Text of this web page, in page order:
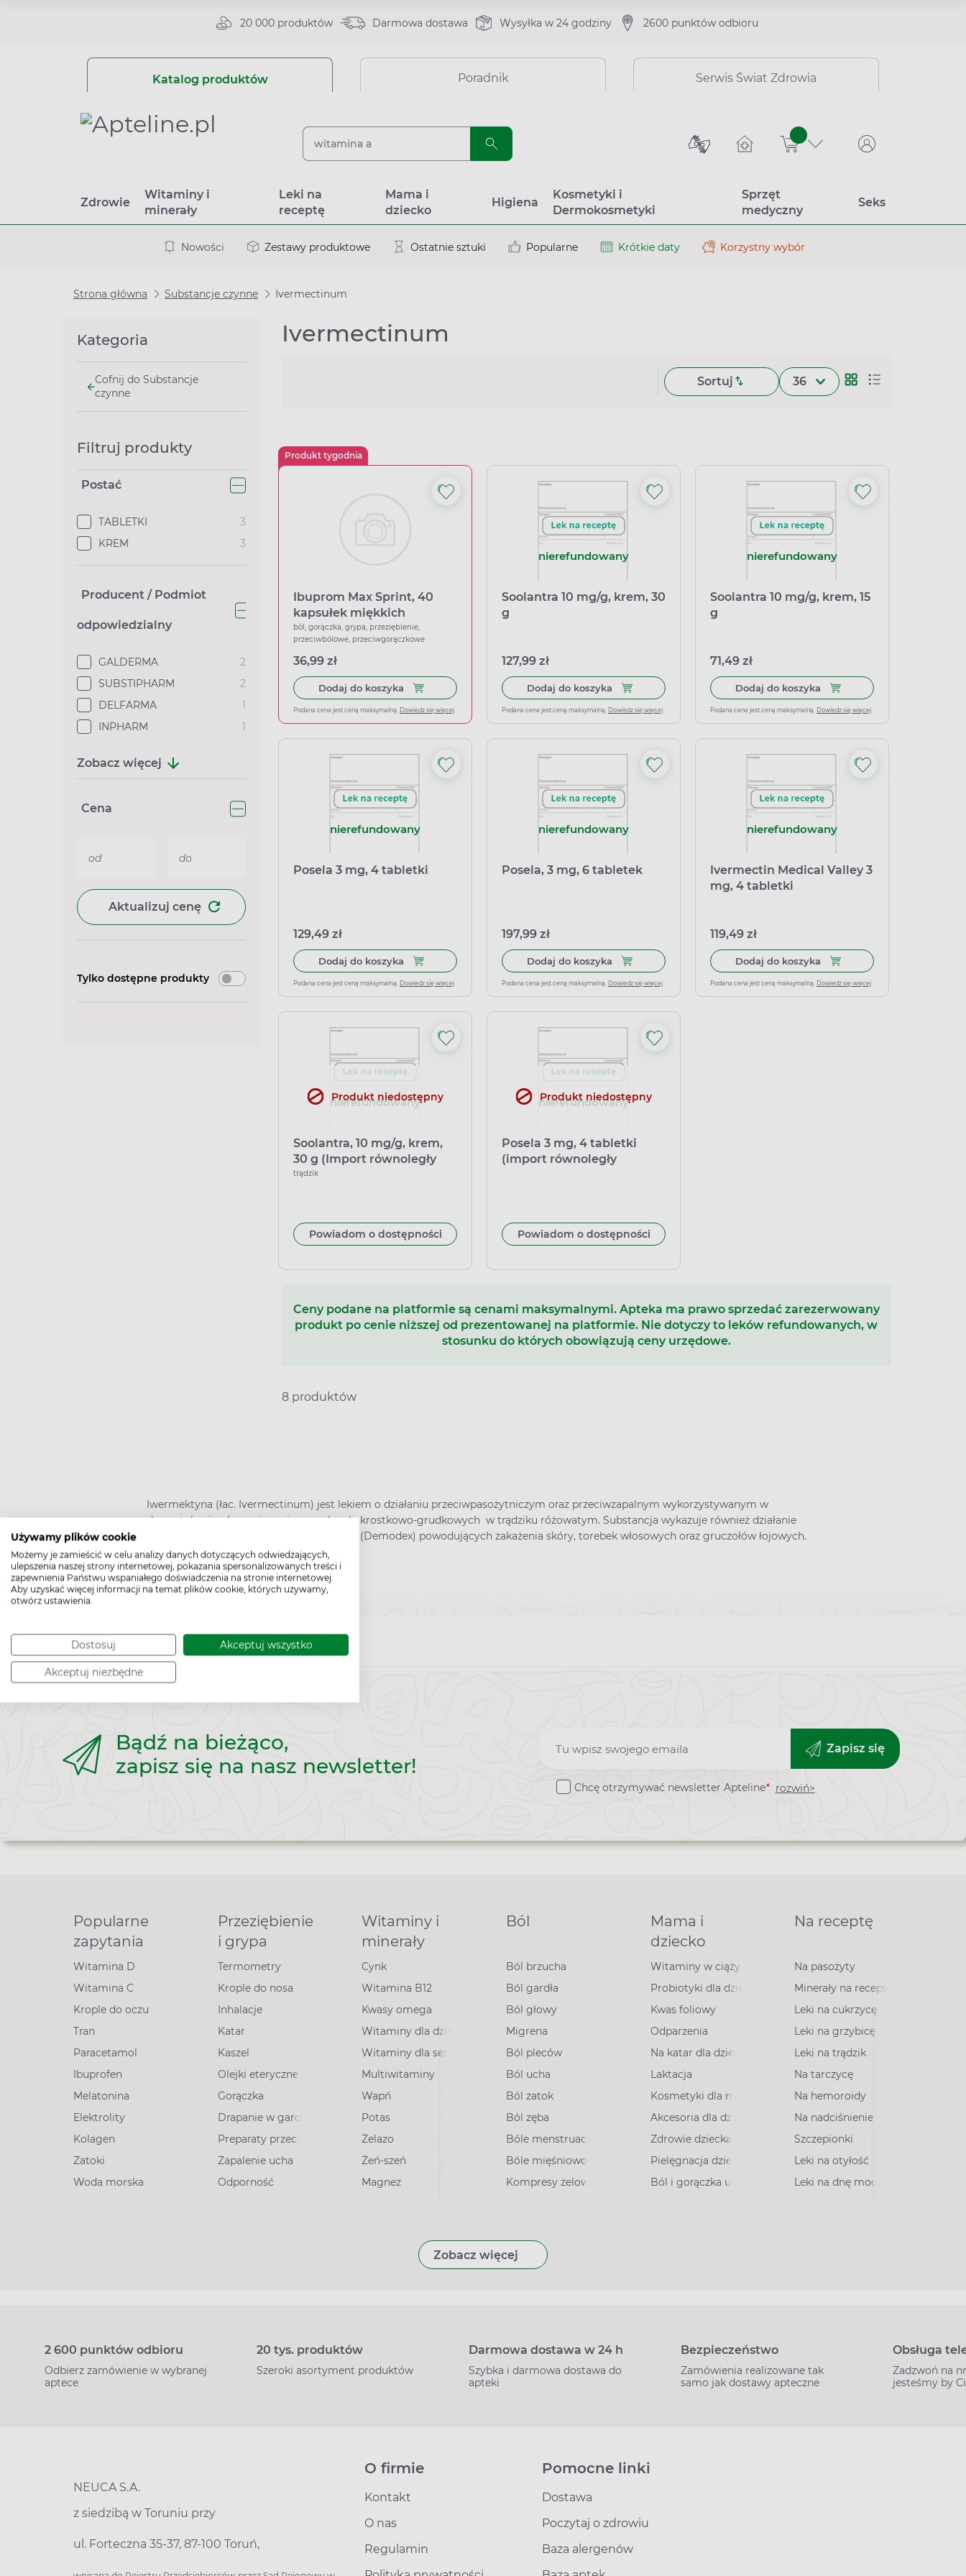
Używamy plików cookie
Możemy je zamieścić w celu analizy danych dotyczących odwiedzających,
ulepszenia naszej strony internetowej, pokazania spersonalizowanych treści i
zapewnienia Państwu wspaniałego doświadczenia na stronie internetowej.
Aby uzyskać więcej informacji na temat plików cookie, których używamy,
otwórz ustawienia.
Dostosuj Akceptuj wszystko
Akceptuj niezbędne
20 000 produktów Darmowa dostawa Wysyłka w 24 godziny 2600 punktów odbioru
Katalog produktów Poradnik Serwis Świat Zdrowia
sztuk
Zdrowie
Witaminy i
minerały
Leki na
receptę
Mama i
dziecko
Higiena
Kosmetyki i
Dermokosmetyki
Sprzęt
medyczny
Seks
Nowości Zestawy produktowe Ostatnie sztuki Popularne Krótkie daty Korzystny wybór
Strona główna Substancje czynne Ivermectinum
Kategoria
Cofnij do Substancje
czynne
Filtruj produkty
Postać
TABLETKI
3
KREM
3
Producent / Podmiot
odpowiedzialny
GALDERMA
2
SUBSTIPHARM
2
DELFARMA
1
INPHARM
1
Zobacz więcej
Cena
Aktualizuj cenę
Tylko dostępne produkty
Ivermectinum
Sortuj 36
Produkt tygodnia
Ibuprom Max Sprint, 40
kapsułek miękkich
ból, gorączka, grypa, przeziębienie,
przeciwbólowe, przeciwgorączkowe
36,99 zł
Dodaj do koszyka Dodaj do koszyka Ibuprom Max Sprint, 40 kapsułek miękkich
Podana cena jest ceną maksymalną. Dowiedz się więcej
nierefundowany
Soolantra 10 mg/g, krem, 30
g
127,99 zł
Dodaj do koszyka Dodaj do koszyka Soolantra 10 mg/g, krem, 30 g
Podana cena jest ceną maksymalną. Dowiedz się więcej
nierefundowany
Soolantra 10 mg/g, krem, 15
g
71,49 zł
Dodaj do koszyka Dodaj do koszyka Soolantra
Podana cena jest ceną maksymalną. Dowiedz się więcej
nierefundowany
Posela 3 mg, 4 tabletki
129,49 zł
Dodaj do koszyka Dodaj do koszyka Posela 3 mg, 4 tabletki
Podana cena jest ceną maksymalną. Dowiedz się więcej
nierefundowany
Posela, 3 mg, 6 tabletek
197,99 zł
Dodaj do koszyka Dodaj do koszyka Posela, 3 mg, 6 tabletek
Podana cena jest ceną maksymalną. Dowiedz się więcej
nierefundowany
Ivermectin Medical Valley 3
mg, 4 tabletki
119,49 zł
Dodaj do koszyka Dodaj do koszyka
Podana cena jest ceną maksymalną. Dowiedz się więcej
nierefundowany
Produkt niedostępny
Soolantra, 10 mg/g, krem,
30 g (Import równoległy
Inpharm)
trądzik
Powiadom o dostępności
nierefundowany
Produkt niedostępny
Posela 3 mg, 4 tabletki
(import równoległy
Powiadom o dostępności
Ceny podane na platformie są cenami maksymalnymi. Apteka ma prawo sprzedać zarezerwowany
produkt po cenie niższej od prezentowanej na platformie. Nie dotyczy to leków refundowanych, w
stosunku do których obowiązują ceny urzędowe.
8 produktów
Iwermektyna (łac. Ivermectinum) jest lekiem o działaniu przeciwpasożytniczym oraz przeciwzapalnym wykorzystywanym w
dermatologii w leczeniu zmian zapalnych, krostkowo-grudkowych w trądziku różowatym. Substancja wykazuje również działanie
przeciwko roztoczom z rodziny nużeńców (Demodex) powodujących zakażenia skóry, torebek włosowych oraz gruczołów łojowych.
Bądź na bieżąco,
zapisz się na nasz newsletter!
Zapisz
do
Zapisz się
Chcę otrzymywać newsletter Apteline* rozwiń>
Popularne
zapytania
Witamina D
Witamina C
Krople do oczu
Tran
Paracetamol
Ibuprofen
Melatonina
Elektrolity
Kolagen
Zatoki
Woda morska
Przeziębienie
i grypa
Termometry
Krople do nosa
Inhalacje
Katar
Kaszel
Olejki eteryczne
Gorączka
Drapanie w gardle
Preparaty przeciwwirusowe
Zapalenie ucha
Odporność
Witaminy i
minerały
Cynk
Witamina B12
Kwasy omega
Witaminy dla dzieci
Witaminy dla seniorów
Multiwitaminy
Wapń
Potas
Żelazo
Żeń-szeń
Magnez
Ból
Ból brzucha
Ból gardła
Ból głowy
Migrena
Ból pleców
Ból ucha
Ból zatok
Ból zęba
Bóle menstruacyjne
Bóle mięśniowo-stawowe
Kompresy żelowe
Mama i
dziecko
Witaminy w ciąży
Probiotyki dla dzieci
Kwas foliowy
Odparzenia
Na katar dla dzieci
Laktacja
Kosmetyki dla mam
Akcesoria dla dzieci
Zdrowie dziecka
Pielęgnacja dziecka
Ból i gorączka u dzieci
Na receptę
Na pasożyty
Minerały na receptę
Leki na cukrzycę
Leki na grzybicę
Leki na trądzik
Na tarczycę
Na hemoroidy
Na nadciśnienie
Szczepionki
Leki na otyłość
Leki na dnę moczanową
Zobacz więcej
2 600 punktów odbioru
Odbierz zamówienie w wybranej
aptece
20 tys. produktów
Szeroki asortyment produktów
Darmowa dostawa w 24 h
Szybka i darmowa dostawa do
apteki
Bezpieczeństwo
Zamówienia realizowane tak
samo jak dostawy apteczne
Obsługa
Zadzwoń na
jesteśmy by
NEUCA S.A.
z siedzibą w Toruniu przy
ul. Forteczna 35-37, 87-100 Toruń,
O firmie
Kontakt
O nas
Regulamin
Pomocne linki
Dostawa
Poczytaj o zdrowiu
Baza alergenów